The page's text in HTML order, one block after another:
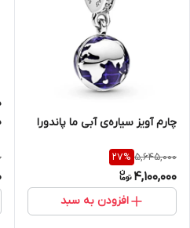
چارم آویز سیاره‌ی آبی ما پاندورا
5,645,000
27%
4,100,000
افزودن به سبد